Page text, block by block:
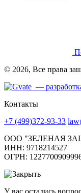
© 2026, Все права
—
Контакты
+7 (499)372-93-33
ООО "ЗЕЛЕНАЯ
ИНН: 9718214527
ОГРН: